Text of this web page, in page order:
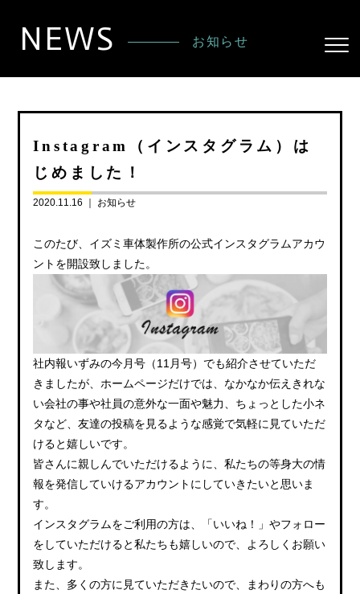
NEWS お知らせ
Instagram（インスタグラム）は
じめました！
2020.11.16 ｜ お知らせ
このたび、イズミ車体製作所の公式インスタグラムアカウ
ントを開設致しました。
社内報いずみの今月号（11月号）でも紹介させていただ
きましたが、ホームページだけでは、なかなか伝えきれな
い会社の事や社員の意外な一面や魅力、ちょっとした小ネ
タなど、友達の投稿を見るような感覚で気軽に見ていただ
けると嬉しいです。
皆さんに親しんでいただけるように、私たちの等身大の情
報を発信していけるアカウントにしていきたいと思いま
す。
インスタグラムをご利用の方は、「いいね！」やフォロー
をしていただけると私たちも嬉しいので、よろしくお願い
致します。
また、多くの方に見ていただきたいので、まわりの方へも